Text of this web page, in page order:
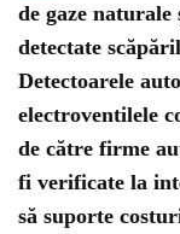
de gaze
detectate
Detectoarele
electroventilele
de către firme
fi verificate la
să suporte